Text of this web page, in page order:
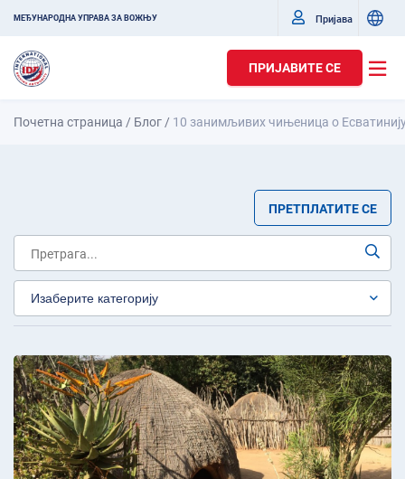
МЕЂУНАРОДНА УПРАВА ЗА ВОЖЊУ Пријава
ПРИЈАВИТЕ СЕ
Почетна страница / Блог / 10 занимљивих чињеница о
ПРЕТПЛАТИТЕ СЕ